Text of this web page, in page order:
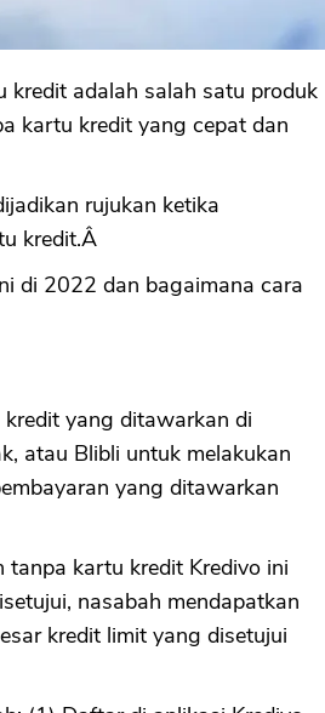
kredit adalah salah satu produk
kartu kredit yang cepat dan
rujukan ketika
kredit.Â
di 2022 dan bagaimana cara
yang ditawarkan di
atau Blibli untuk melakukan
yang ditawarkan
tanpa kartu kredit Kredivo ini
nasabah mendapatkan
kredit limit yang disetujui